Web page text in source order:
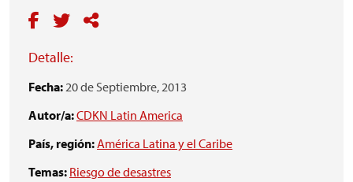
Detalle:
Fecha:20 de Septiembre, 2013
Autor/a:CDKN Latin America
País, región:América Latina y el Caribe
Temas: Riesgo de desastres